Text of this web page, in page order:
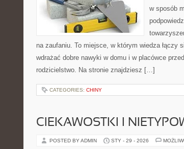
w sposób
na zaufaniu. To miejsce, w którym wiedza łączy
wdrażać dobre nawyki w domu i w placówce
rodzicielstwo. Na stronie znajdziesz […]
CATEGORIES: CHINY
CIEKAWOSTKI I
POSTED BY ADMIN STY - 29 - 2026